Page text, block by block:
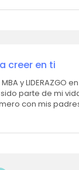
creer en ti
y LIDERAZGO
parte de mi
con mis